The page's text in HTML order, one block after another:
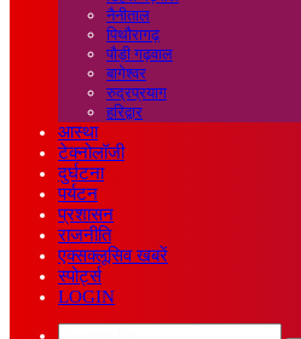
नैनीताल
पिथौरागढ़
पौड़ी गढ़वाल
बागेश्वर
रुद्रप्रयाग
हरिद्वार
आस्था
टेक्नोलॉजी
दुर्घटना
पर्यटन
प्रशासन
राजनीति
एक्सक्लूसिव खबरें
स्पोर्ट्स
LOGIN